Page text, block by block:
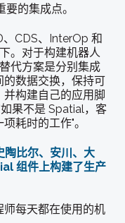
的集成点。
CDS、InterOp 和
。对于构建机器人
代方案是分别集成
数据交换，保持可
构建自己的应用脚
果不是 Spatial，客
耗时的工作"。
陶比尔、安川、大
组件上构建了生产
每天都在使用的机